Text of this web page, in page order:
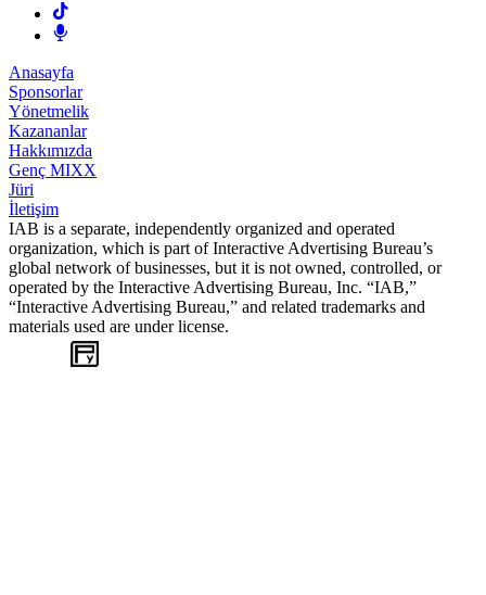
Anasayfa
Sponsorlar
Yönetmelik
Kazananlar
Hakkımızda
Genç MIXX
Jüri
İletişim
IAB is a separate, independently organized and operated
organization, which is part of Interactive Advertising Bureau’s
global network of businesses, but it is not owned, controlled, or
operated by the Interactive Advertising Bureau, Inc. “IAB,”
“Interactive Advertising Bureau,” and related trademarks and
materials used are under license.